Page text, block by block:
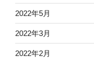
2022年5月
2022年3月
2022年2月